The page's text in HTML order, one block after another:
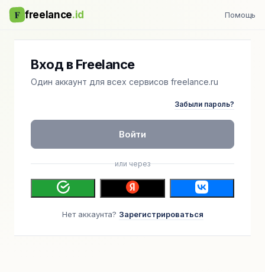
F freelance.id Помощь
Вход в Freelance
Один аккаунт для всех сервисов freelance.ru
Забыли пароль?
Войти
или через
Нет аккаунта? Зарегистрироваться